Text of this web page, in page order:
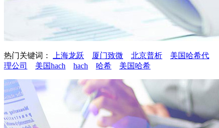
热门关键词： 上海龙跃 厦门致微 北京普析
美国哈希代
理公司
美国hach hach 哈希 美国哈希